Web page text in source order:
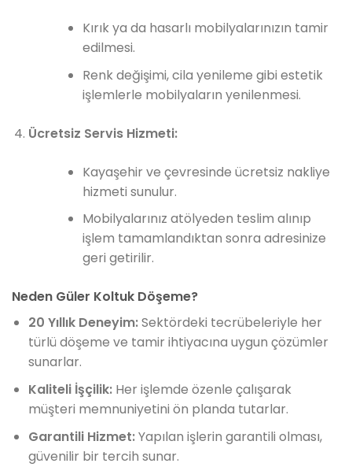
Kırık ya da hasarlı mobilyalarınızın tamir
edilmesi.
Renk değişimi, cila yenileme gibi estetik
işlemlerle mobilyaların yenilenmesi.
Ücretsiz Servis Hizmeti:
Kayaşehir ve çevresinde ücretsiz nakliye
hizmeti sunulur.
Mobilyalarınız atölyeden teslim alınıp
işlem tamamlandıktan sonra adresinize
geri getirilir.
Neden Güler Koltuk Döşeme?
20 Yıllık Deneyim:Sektördeki tecrübeleriyle her
türlü döşeme ve tamir ihtiyacına uygun çözümler
sunarlar.
Kaliteli İşçilik:Her işlemde özenle çalışarak
müşteri memnuniyetini ön planda tutarlar.
Garantili Hizmet:Yapılan işlerin garantili olması,
güvenilir bir tercih sunar.